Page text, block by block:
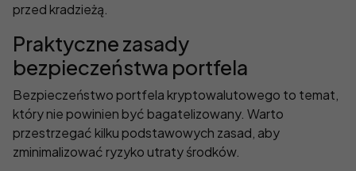
przed kradzieżą.
Praktyczne zasady
bezpieczeństwa portfela
Bezpieczeństwo portfela kryptowalutowego to temat,
który nie powinien być bagatelizowany. Warto
przestrzegać kilku podstawowych zasad, aby
zminimalizować ryzyko utraty środków.